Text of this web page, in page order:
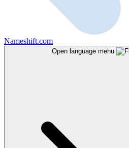
Nameshift.com
Open language menu